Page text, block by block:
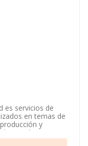
es servicios de
en temas de
y
de
y complemento